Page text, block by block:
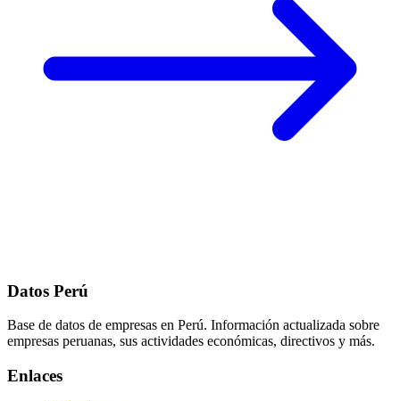
Datos Perú
Base de datos de empresas en Perú. Información actualizada sobre
empresas peruanas, sus actividades económicas, directivos y más.
Enlaces